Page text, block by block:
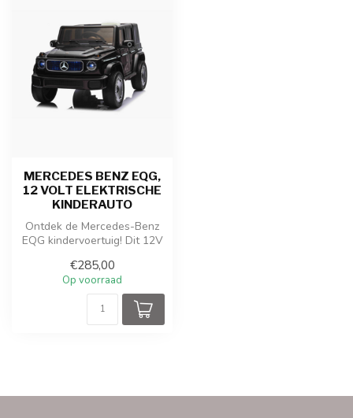
MERCEDES BENZ EQG,
12 VOLT ELEKTRISCHE
KINDERAUTO
Ontdek de Mercedes-Benz
EQG kindervoertuig! Dit 12V
spannende...
€285,00
Op voorraad